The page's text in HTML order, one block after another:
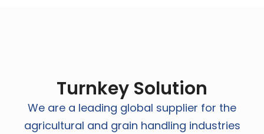
Turnkey Solution
We are a leading global supplier for the
agricultural and grain handling industries